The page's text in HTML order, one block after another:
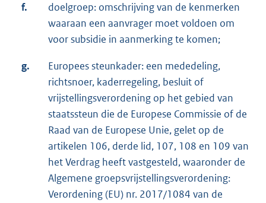
f.
doelgroep: omschrijving van de kenmerken
waaraan een aanvrager moet voldoen om
voor subsidie in aanmerking te komen;
g.
Europees steunkader: een mededeling,
richtsnoer, kaderregeling, besluit of
vrijstellingsverordening op het gebied van
staatssteun die de Europese Commissie of de
Raad van de Europese Unie, gelet op de
artikelen 106, derde lid, 107, 108 en 109 van
het Verdrag heeft vastgesteld, waaronder de
Algemene groepsvrijstellingsverordening:
Verordening (EU) nr. 2017/1084 van de